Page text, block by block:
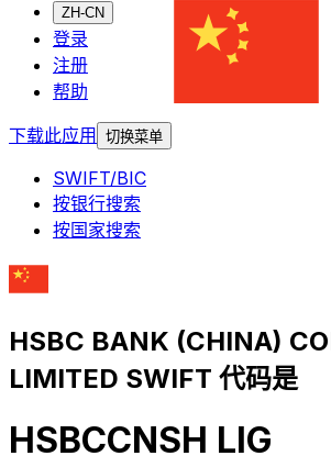
ZH-CN
登录
注册
帮助
下载此应用
切换菜单
SWIFT/BIC
按银行搜索
按国家搜索
HSBC BANK (CHINA)
LIMITED SWIFT 代码是
HSBCCNSH LIG